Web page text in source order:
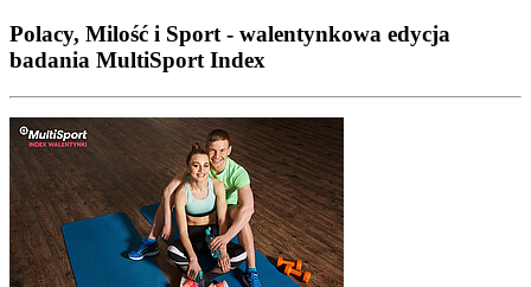
Polacy, Milość i Sport - walentynkowa edycja
badania MultiSport Index